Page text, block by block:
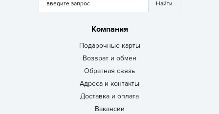
Компания
Подарочные карты
Возврат и обмен
Обратная связь
Адреса и контакты
Доставка и оплата
Вакансии